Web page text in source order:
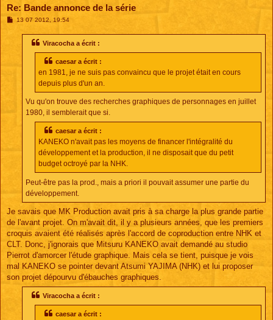
Re: Bande annonce de la série
M13 07 2012, 19:54
Viracocha a écrit :
caesar a écrit :
en 1981, je ne suis pas convaincu que le projet était en cours
depuis plus d'un an.
Vu qu'on trouve des recherches graphiques de personnages en juillet
1980, il semblerait que si.
caesar a écrit :
KANEKO n'avait pas les moyens de financer l'intégralité du
développement et la production, il ne disposait que du petit
budget octroyé par la NHK.
Peut-être pas la prod., mais a priori il pouvait assumer une partie du
développement.
Je savais que MK Production avait pris à sa charge la plus grande partie
de l'avant projet. On m'avait dit, il y a plusieurs années, que les premiers
croquis avaient été réalisés après l'accord de coproduction entre NHK et
CLT. Donc, j'ignorais que Mitsuru KANEKO avait demandé au studio
Pierrot d'amorcer l'étude graphique. Mais cela se tient, puisque je vois
mal KANEKO se pointer devant Atsumi YAJIMA (NHK) et lui proposer
son projet dépourvu d'ébauches graphiques.
Viracocha a écrit :
caesar a écrit :